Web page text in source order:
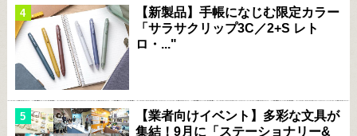
【新製品】手帳になじむ限定カラー
「サラサクリップ3C／2+S レト
ロ・..."
【業者向けイベント】多彩な文具が
集結！9月に「ステーショナリー&